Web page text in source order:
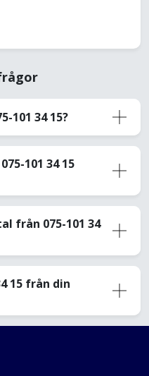
101 34 15?
101 34 15
från 075-101 34
15 från din